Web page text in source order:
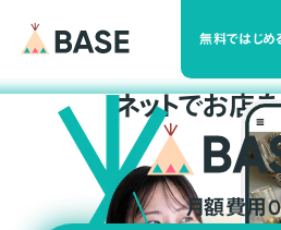
無料ではじめ
ネットでお店
月額費用